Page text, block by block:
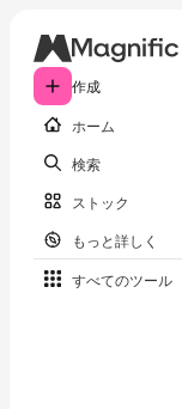
作成
ホーム
検索
ストック
もっと詳しく
すべてのツール